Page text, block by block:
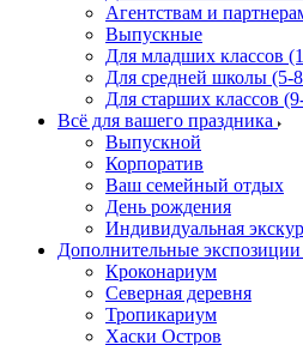
Агентствам и
Выпускные
Для младших классов
Для средней школы (5-8
Для старших классов
Всё для вашего праздника
Выпускной
Корпоратив
Ваш семейный отдых
День рождения
Индивидуальная
Дополнительные экспозиции
Кроконариум
Северная деревня
Тропикариум
Хаски Остров